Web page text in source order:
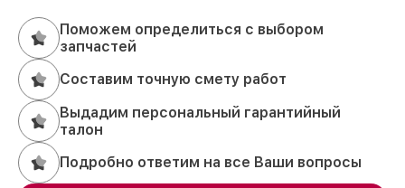
Поможем определиться с выбором
запчастей
Составим точную смету работ
Выдадим персональный гарантийный
талон
Подробно ответим на все Ваши вопросы